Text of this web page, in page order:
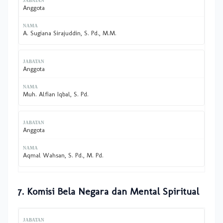
Anggota
A. Sugiana Sirajuddin, S. Pd., M.M.
Anggota
Muh. Alfian Iqbal, S. Pd.
Anggota
Aqmal Wahsan, S. Pd., M. Pd.
7. Komisi Bela Negara dan Mental Spiritual